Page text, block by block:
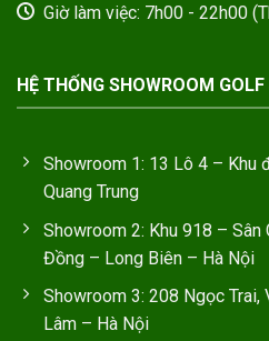
Giờ làm việc: 7h00 - 22h00
HỆ THỐNG SHOWROOM
Showroom 1: 13 Lô 4 – Khu
Quang Trung
Showroom 2: Khu 918 –
Đồng – Long Biên – Hà Nội
Showroom 3: 208 Ngọc Trai,
Lâm – Hà Nội